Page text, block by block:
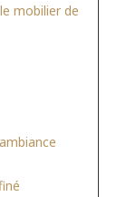
mobilier de